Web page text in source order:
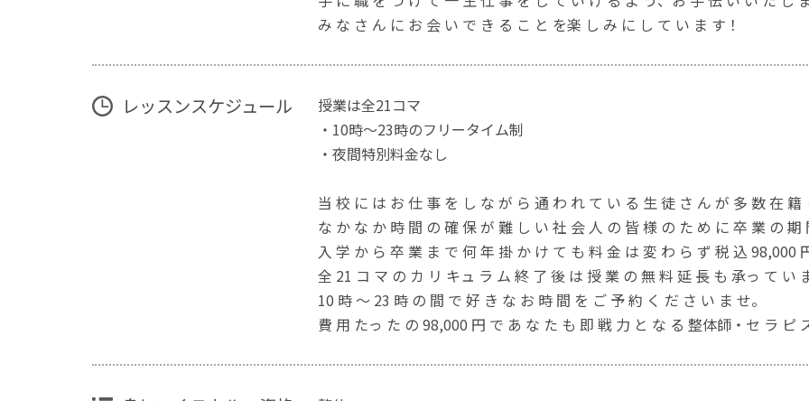
み な さ ん に お 会 い で き る こ と を楽 し み に し て い ま す！
レッスンスケジュール
授業は全21コマ
・10時～23時のフリータイム制
・夜間特別料金なし
当 校 に は お 仕 事 を し な が ら 通 わ れ て い る ⽣ 徒 さ ん が 多 数 在 籍
な か な か 時 間 の 確 保 が 難 し い 社 会 ⼈ の 皆 様 の た め に 卒 業 の
⼊ 学 か ら 卒 業 ま で 何 年 掛 か け て も 料 ⾦ は 変 わ ら ず 税 込 98,000
全 21 コ マ の カ リ キュ ラ ム 終 了 後 は 授 業 の 無 料 延 ⻑ も 承っ て い
10 時 〜 23 時 の 間 で 好 き な お 時 間 を ご 予 約 く だ さ い ま せ。
費 ⽤ たっ た の 98,000 円 で あ な た も 即 戦 ⼒ と な る 整体師・セ ラ ピ